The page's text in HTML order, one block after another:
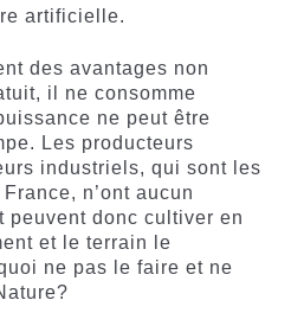
artificielle.
des avantages non
il ne consomme
ne peut être
Les producteurs
industriels, qui sont les
n’ont aucun
peuvent donc cultiver en
et le terrain le
ne pas le faire et ne